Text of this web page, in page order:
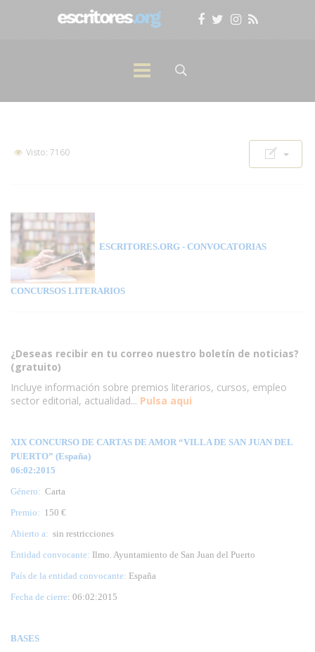
Visto: 7160
ESCRITORES.ORG - CONVOCATORIAS
CONCURSOS LITERARIOS
¿Deseas recibir en tu correo nuestro boletín de noticias?
(gratuito)
Incluye información sobre premios literarios, cursos, empleo
sector editorial, actualidad... Pulsa aqui
XIX CONCURSO DE CARTAS DE AMOR “VILLA DE SAN JUAN DEL
PUERTO” (España)
06:02:2015
Género: Carta
Premio: 150 €
Abierto a: sin restricciones
Entidad convocante: Ilmo. Ayuntamiento de San Juan del Puerto
País de la entidad convocante: España
Fecha de cierre: 06:02:2015
BASES